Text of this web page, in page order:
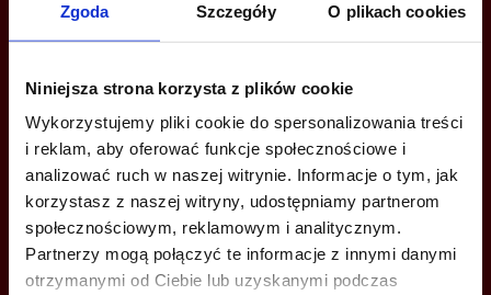
Zgoda Szczegóły O plikach cookies
Niniejsza strona korzysta z plików cookie
Wykorzystujemy pliki cookie do spersonalizowania treści
i reklam, aby oferować funkcje społecznościowe i
analizować ruch w naszej witrynie. Informacje o tym, jak
korzystasz z naszej witryny, udostępniamy partnerom
społecznościowym, reklamowym i analitycznym.
Partnerzy mogą połączyć te informacje z innymi danymi
otrzymanymi od Ciebie lub uzyskanymi podczas
+48 22 167 04 00
info@officefinder.pl